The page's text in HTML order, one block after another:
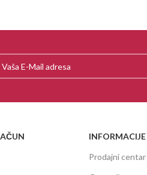
INFORMACIJE
Prodajni centar